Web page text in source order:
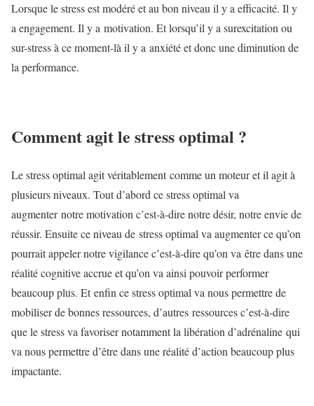
Lorsque le stress est modéré et au bon niveau il y a efficacité. Il y
a engagement. Il y a motivation. Et lorsqu’il y a surexcitation ou
sur-stress à ce moment-là il y a anxiété et donc une diminution de
la performance.
Comment agit le stress optimal ?
Le stress optimal agit véritablement comme un moteur et il agit à
plusieurs niveaux. Tout d’abord ce stress optimal va
augmenter notre motivation c’est-à-dire notre désir, notre envie de
réussir. Ensuite ce niveau de stress optimal va augmenter ce qu’on
pourrait appeler notre vigilance c’est-à-dire qu’on va être dans une
réalité cognitive accrue et qu’on va ainsi pouvoir performer
beaucoup plus. Et enfin ce stress optimal va nous permettre de
mobiliser de bonnes ressources, d’autres ressources c’est-à-dire
que le stress va favoriser notamment la libération d’adrénaline qui
va nous permettre d’être dans une réalité d’action beaucoup plus
impactante.